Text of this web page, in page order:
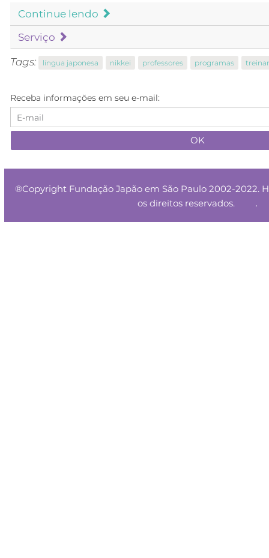
Continue lendo
Serviço
Tags: língua japonesa nikkei professores programas
Receba informações em seu e-mail:
®Copyright Fundação Japão em São Paulo 2002-2022.
os direitos reservados.
.